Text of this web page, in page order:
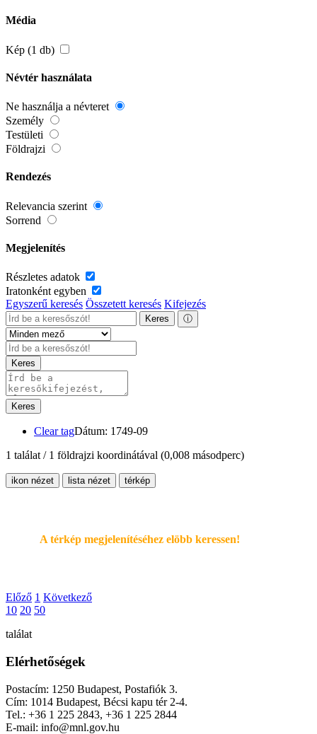
Média
Kép (1 db)
Névtér használata
Ne használja a névteret
Személy
Testületi
Földrajzi
Rendezés
Relevancia szerint
Sorrend
Megjelenítés
Részletes adatok
Iratonként egyben
Egyszerű keresés Összetett keresés Kifejezés
Keres ⓘ
Keres
Keres
Clear tagDátum: 1749-09
1 találat / 1 földrajzi koordinátával (0,008 másodperc)
ikon nézet lista nézet térkép
A térkép megjelenítéséhez elöbb keressen!
Előző 1 Következő
10 20 50
találat
Elérhetőségek
Postacím: 1250 Budapest, Postafiók 3.
Cím: 1014 Budapest, Bécsi kapu tér 2-4.
Tel.: +36 1 225 2843, +36 1 225 2844
E-mail: info@mnl.gov.hu